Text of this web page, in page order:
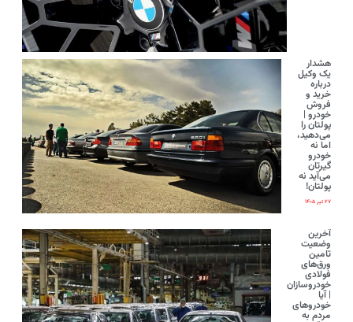
هشدار
یک وکیل
درباره
خرید و
فروش
خودرو |
پولتان را
می‌دهید،
اما نه
خودرو
گیرتان
می‌آید نه
پولتان!
۲۷ تیر ۱۴۰۵
آخرین
وضعیت
تامین
ورق‌های
فولادی
خودروسازان
| آیا
خودروهای
مردم به